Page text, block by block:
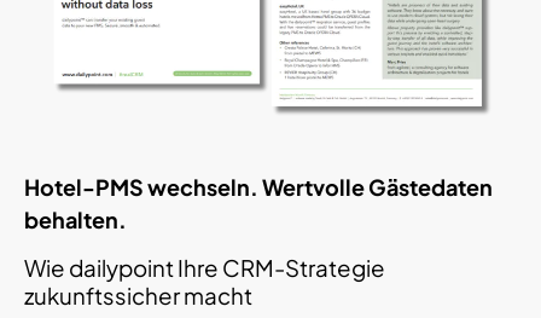
Hotel-PMS wechseln. Wertvolle Gästedaten
behalten.
Wie dailypoint Ihre CRM-Strategie
zukunftssicher macht